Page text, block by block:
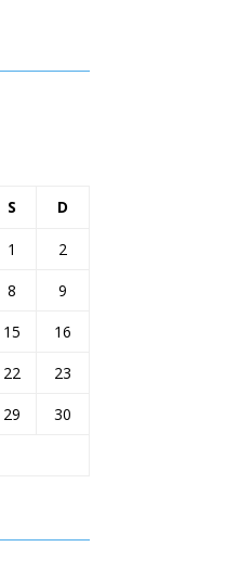
S D
1
2
8
9
15
16
22
23
29
30